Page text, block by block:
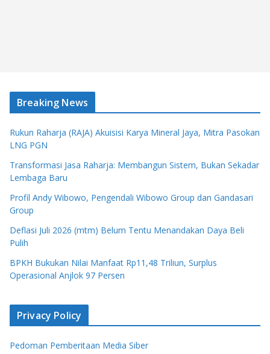
Breaking News
Rukun Raharja (RAJA) Akuisisi Karya Mineral Jaya, Mitra Pasokan
LNG PGN
Transformasi Jasa Raharja: Membangun Sistem, Bukan Sekadar
Lembaga Baru
Profil Andy Wibowo, Pengendali Wibowo Group dan Gandasari
Group
Deflasi Juli 2026 (mtm) Belum Tentu Menandakan Daya Beli
Pulih
BPKH Bukukan Nilai Manfaat Rp11,48 Triliun, Surplus
Operasional Anjlok 97 Persen
Privacy Policy
Pedoman Pemberitaan Media Siber